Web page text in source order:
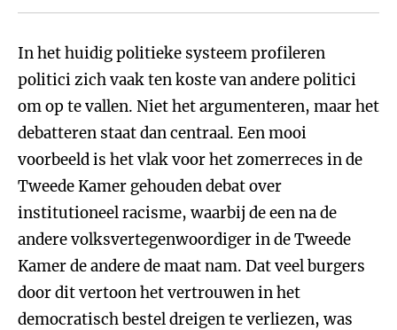
In het huidig politieke systeem profileren
politici zich vaak ten koste van andere politici
om op te vallen. Niet het argumenteren, maar het
debatteren staat dan centraal. Een mooi
voorbeeld is het vlak voor het zomerreces in de
Tweede Kamer gehouden debat over
institutioneel racisme, waarbij de een na de
andere volksvertegenwoordiger in de Tweede
Kamer de andere de maat nam. Dat veel burgers
door dit vertoon het vertrouwen in het
democratisch bestel dreigen te verliezen, was